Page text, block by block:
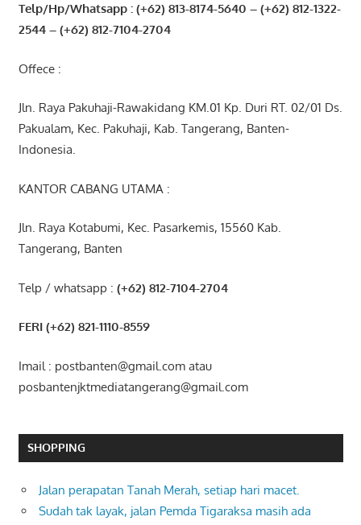
Telp/Hp/Whatsapp : (+62) 813-8174-5640 – (+62) 812-1322-
2544– (+62) 812-7104-2704
Offece :
Jln. Raya Pakuhaji-Rawakidang KM.01 Kp. Duri RT. 02/01 Ds.
Pakualam, Kec. Pakuhaji, Kab. Tangerang, Banten-
Indonesia.
KANTOR CABANG UTAMA :
Jln. Raya Kotabumi, Kec. Pasarkemis, 15560 Kab.
Tangerang, Banten
Telp / whatsapp : (+62) 812-7104-2704
FERI (+62) 821-1110-8559
Imail : postbanten@gmail.com atau
posbantenjktmediatangerang@gmail.com
SHOPPING
Jalan perapatan Tanah Merah, setiap hari macet.
Sudah tak layak, jalan Pemda Tigaraksa masih ada